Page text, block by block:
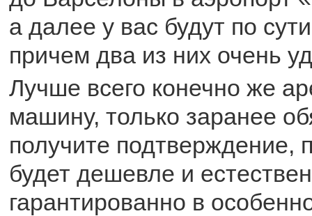
а далее у вас будут по
причем два из них очень
Лучше всего конечно же
машину, только заранее
получите подтверждение,
будет дешевле и
гарантированно в